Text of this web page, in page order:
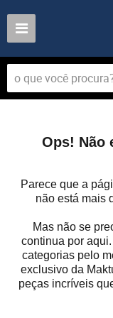
Ops! Não
Parece que a
não está mais
Mas não se
continua por
categorias pelo
exclusivo da
peças incríveis